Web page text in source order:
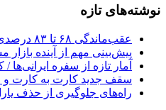
نوشته‌های تازه
عقب‌ماندگی ۶۸ تا ۸۳ درصدی دستمزد/ گرانی بنزین سفره‌های خالی کارگران را ذوب می‌کند
پیش‌بینی مهم از آینده
آمار تازه از سفره
سقف جدید کارت به کارت و
راه‌های جلوگیری از حذف